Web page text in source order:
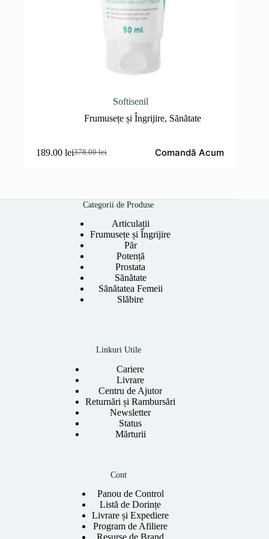
Softisenil
Frumusețe și Îngrijire, Sănătate
378.00lei
Prețul
378.00 lei.
189.00 leiPrețul
Comandă Acum
Categorii de Produse
Articulații
Frumusețe și Îngrijire
Păr
Potență
Prostata
Sănătate
Sănătatea Femeii
Slăbire
Linkuri Utile
Cariere
Livrare
Centru de Ajutor
Returnări și Rambursări
Newsletter
Status
Mărturii
Cont
Panou de Control
Listă de Dorințe
Livrare și Expediere
Program de Afiliere
Resurse de Brand